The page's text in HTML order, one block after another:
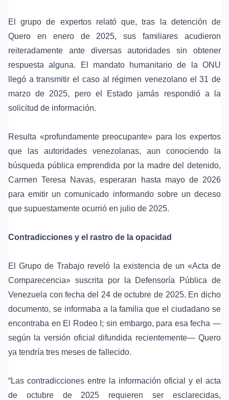
El grupo de expertos relató que, tras la detención de
Quero en enero de 2025, sus familiares acudieron
reiteradamente ante diversas autoridades sin obtener
respuesta alguna. El mandato humanitario de la ONU
llegó a transmitir el caso al régimen venezolano el 31 de
marzo de 2025, pero el Estado jamás respondió a la
solicitud de información.
Resulta «profundamente preocupante» para los expertos
que las autoridades venezolanas, aun conociendo la
búsqueda pública emprendida por la madre del detenido,
Carmen Teresa Navas, esperaran hasta mayo de 2026
para emitir un comunicado informando sobre un deceso
que supuestamente ocurrió en julio de 2025.
Contradicciones y el rastro de la opacidad
El Grupo de Trabajo reveló la existencia de un «Acta de
Comparecencia» suscrita por la Defensoría Pública de
Venezuela con fecha del 24 de octubre de 2025. En dicho
documento, se informaba a la familia que el ciudadano se
encontraba en El Rodeo I; sin embargo, para esa fecha —
según la versión oficial difundida recientemente— Quero
ya tendría tres meses de fallecido.
“Las contradicciones entre la información oficial y el acta
de octubre de 2025 requieren ser esclarecidas,